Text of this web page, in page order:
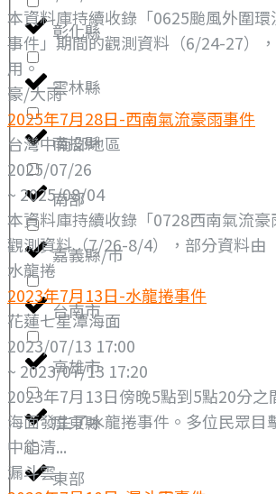
彰化縣
雲林縣
南投縣
南部
嘉義縣/市
台南市
高雄市
屏東縣
東部
本資料庫持續收錄「0625颱風外圍
事件」期間的觀測資料（6/24-27）
用。
豪/大雨
2025年7月28日-西南氣流豪雨事件
台灣中南部地區
2025/07/26
~ 2025/08/04
本資料庫持續收錄「0728西南氣流
觀測資料（7/26-8/4），部分資料由
水龍捲
2023年7月13日-水龍捲事件
花蓮七星潭海面
2023/07/13 17:00
~ 2023/07/13 17:20
2023年7月13日傍晚5點到5點20分之
海面發生了水龍捲事件。多位民眾目
中能清...
漏斗雲